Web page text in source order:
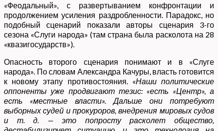
«Феодальный», с развертыванием конфронтации и
продолжением усиления раздробленности. Парадокс, но
подобный сценарий показали авторы сценария 3-го
сезона «Слуги народа» (там страна была расколота на 28
«квазигосударств»).
Опасность второго сценария понимают и в «Слуге
народа». По словам Александра Качуры, власть готовится
к новому этапу противостояния. «Наши политические
оппоненты уже продвигают тезис: «есть «Центр», а
есть «местные власти». Дальше они потребуют
выборных судей и прокуроров, внедрения мировых судов
и т. д. — это попросту расколет общество,